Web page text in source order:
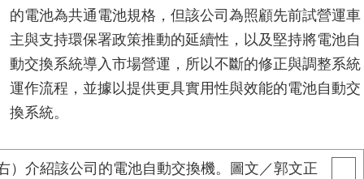
的電池為共通電池規格，但該公司為照顧先前試營運車
主與支持環保署政策推動的延續性，以及堅持將電池自
動交換系統導入市場營運，所以不斷的修正與調整系統
運作流程，並據以提供更具實用性與效能的電池自動交
換系統。